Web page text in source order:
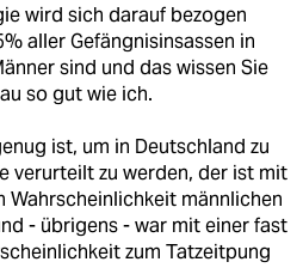
wird sich darauf bezogen
aller Gefängnisinsassen in
sind und das wissen Sie
so gut wie ich.
ist, um in Deutschland zu
verurteilt zu werden, der ist mit
Wahrscheinlichkeit männlichen
- übrigens - war mit einer fast
zum Tatzeitpung